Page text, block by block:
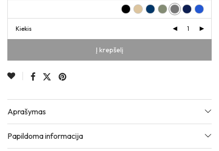
Kiekis
Į krepšelį
Aprašymas
Papildoma informacija